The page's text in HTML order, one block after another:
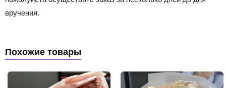
вручения.
Похожие товары